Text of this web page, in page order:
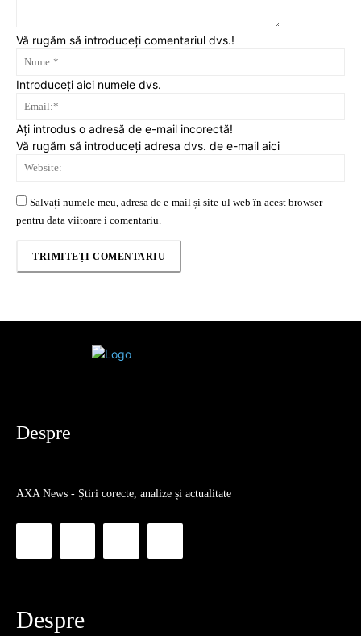
Vă rugăm să introduceți comentariul dvs.!
Introduceți aici numele dvs.
Ați introdus o adresă de e-mail incorectă!
Vă rugăm să introduceți adresa dvs. de e-mail aici
Salvați numele meu, adresa de e-mail și site-ul web în acest browser
pentru data viitoare i comentariu.
Despre
AXA News - Știri corecte, analize și actualitate
Despre